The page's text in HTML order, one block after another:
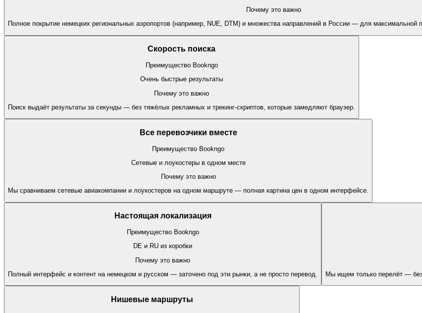
Почему это важно
Полное покрытие немецких региональных аэропортов (например, NUE, DTM) и множества направлений в России — для максимальной
Скорость поиска
Преимущество Bookngo
Очень быстрые результаты
Почему это важно
Поиск выдаёт результаты за секунды — без тяжёлых рекламных и трекинг-скриптов, которые замедляют браузер.
Все перевозчики вместе
Преимущество Bookngo
Сетевые и лоукостеры в одном месте
Почему это важно
Мы сравниваем сетевые авиакомпании и лоукостеров на одном маршруте — полная картина цен в одном интерфейсе.
Настоящая локализация
Преимущество Bookngo
DE и RU из коробки
Почему это важно
Полный интерфейс и контент на немецком и русском — заточено под эти рынки, а не просто перевод.
Мы ищем только перелёт —
Нишевые маршруты